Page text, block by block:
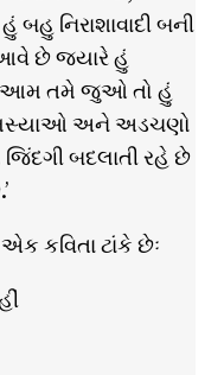
નિરાશાવાદી બની
છે જ્યારે હું
આમ તમે જુઓ તો હું
સમસ્યાઓ અને અડચણો
બદલાતી રહે છે
કવિતા ટાંકે છેઃ